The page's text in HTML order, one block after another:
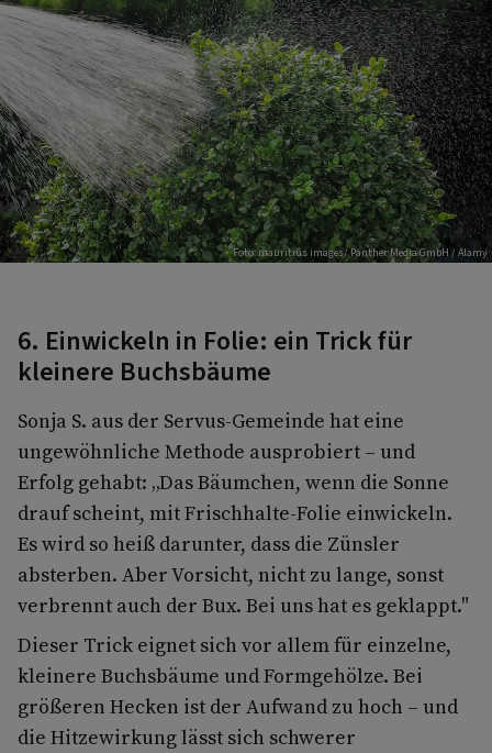
Foto: mauritius images/ Panther Media GmbH / Alamy
6. Einwickeln in Folie: ein Trick für
kleinere Buchsbäume
Sonja S. aus der Servus-Gemeinde hat eine
ungewöhnliche Methode ausprobiert – und
Erfolg gehabt: „Das Bäumchen, wenn die Sonne
drauf scheint, mit Frischhalte-Folie einwickeln.
Es wird so heiß darunter, dass die Zünsler
absterben. Aber Vorsicht, nicht zu lange, sonst
verbrennt auch der Bux. Bei uns hat es geklappt."
Dieser Trick eignet sich vor allem für einzelne,
kleinere Buchsbäume und Formgehölze. Bei
größeren Hecken ist der Aufwand zu hoch – und
die Hitzewirkung lässt sich schwerer